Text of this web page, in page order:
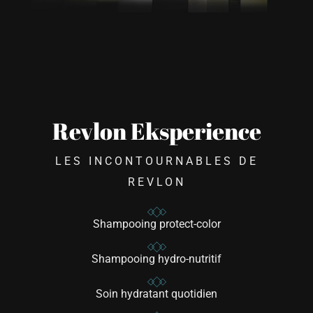
Revlon Eksperience
LES INCONTOURNABLES DE
REVLON
Shampooing protect-color
Shampooing hydro-nutritif
Soin hydratant quotidien